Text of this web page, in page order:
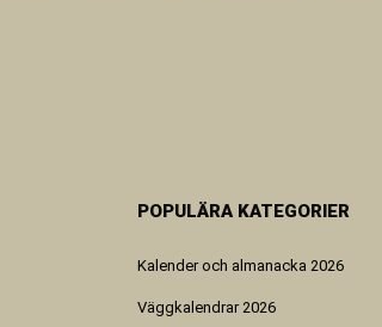
POPULÄRA KATEGORIER
Kalender och almanacka 2026
Väggkalendrar 2026